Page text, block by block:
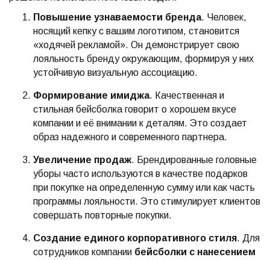
Повышение узнаваемости бренда. Человек,
носящий кепку с вашим логотипом, становится
«ходячей рекламой». Он демонстрирует свою
лояльность бренду окружающим, формируя у них
устойчивую визуальную ассоциацию.
Формирование имиджа. Качественная и
стильная бейсболка говорит о хорошем вкусе
компании и её внимании к деталям. Это создает
образ надежного и современного партнера.
Увеличение продаж. Брендированные головные
уборы часто используются в качестве подарков
при покупке на определенную сумму или как часть
программы лояльности. Это стимулирует клиентов
совершать повторные покупки.
Создание единого корпоративного стиля. Для
сотрудников компании бейсболки с нанесением